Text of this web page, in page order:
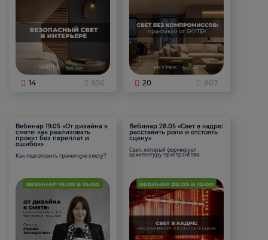
14 656 20 807
Вебинар 19.05 «От дизайна к
смете: как реализовать
проект без переплат и
ошибок»
Как подготовить грамотную смету?
Вебинар 28.05 «Свет в кадре:
расставить роли и отстоять
сцену»
Свет, который формирует
архитектуру пространства.